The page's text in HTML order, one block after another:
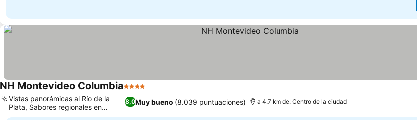
NH Montevideo Columbia4 Estrellas
8,0Muy bueno (8.039 puntuaciones)
Vistas panorámicas al Río de la
Plata, Sabores regionales en
Portón Nuevo
a 4.7 km de: Centro de la ciudad